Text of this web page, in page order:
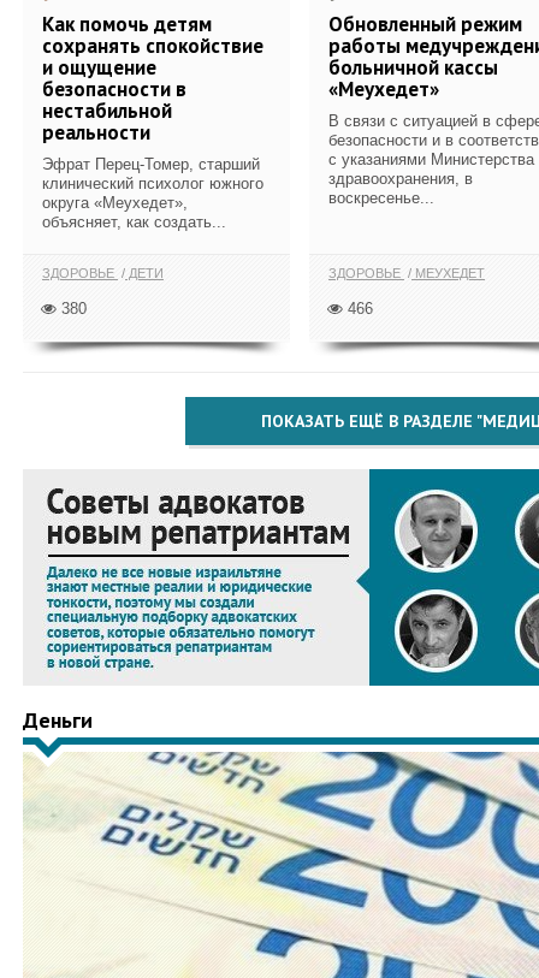
Как помочь детям
сохранять спокойствие
и ощущение
безопасности в
нестабильной
реальности
Эфрат Перец-Томер, старший
клинический психолог южного
округа «Меухедет»,
объясняет, как создать...
ЗДОРОВЬЕ ДЕТИ
380
Обновленный режим
работы
больничной кассы
«Меухедет»
В связи с ситуацией в
безопасности и в
с указаниями Министерства
здравоохранения, в
воскресенье...
ЗДОРОВЬЕ МЕУХЕДЕТ
466
ПОКАЗАТЬ ЕЩЁ В РАЗДЕЛЕ
Деньги